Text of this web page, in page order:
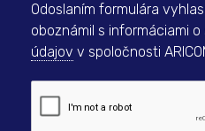
Odoslaním formulára
oboznámil s informáciami
údajov v spoločnosti